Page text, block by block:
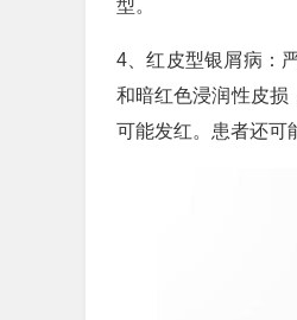
型。
4、红皮型银屑病：
和暗红色浸润性皮损
可能发红。患者还可